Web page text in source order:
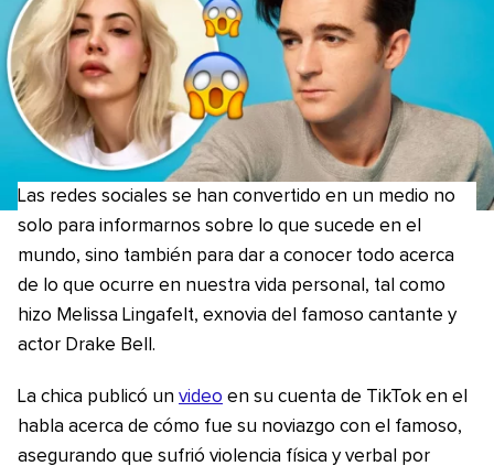
Las redes sociales se han convertido en un medio no
solo para informarnos sobre lo que sucede en el
mundo, sino también para dar a conocer todo acerca
de lo que ocurre en nuestra vida personal, tal como
hizo Melissa Lingafelt, exnovia del famoso cantante y
actor Drake Bell.
La chica publicó un video en su cuenta de TikTok en el
habla acerca de cómo fue su noviazgo con el famoso,
asegurando que sufrió violencia física y verbal por